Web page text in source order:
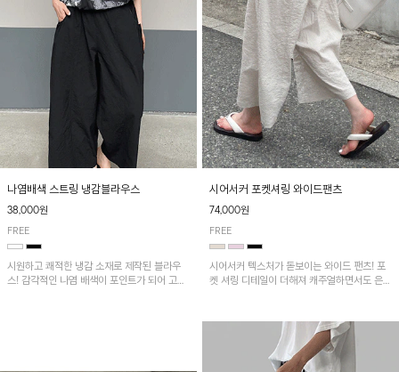
나염배색 스트링 냉감블라우스
38,000원
FREE
시원하고 쾌적한 냉감 소재로 제작된 블라우
스! 감각적인 나염 배색이 포인트가 되어 고급
시어서커 포켓셔링 와이드팬츠
74,000원
FREE
시어서커 텍스처가 돋보이는 와이드 팬츠! 포
켓 셔링 디테일이 더해져 캐주얼하면서도 은은
다. 가볍고 쾌적한 착용감으로 여름철 데일리
아이템으로 활용하기 좋아요~